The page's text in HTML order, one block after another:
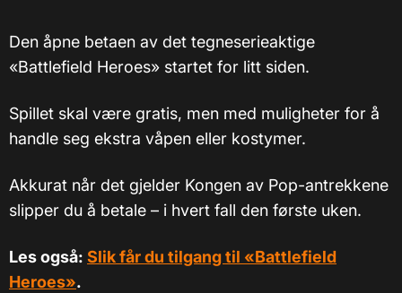
Den åpne betaen av det tegneserieaktige
«Battlefield Heroes» startet for litt siden.
Spillet skal være gratis, men med muligheter for å
handle seg ekstra våpen eller kostymer.
Akkurat når det gjelder Kongen av Pop-antrekkene
slipper du å betale – i hvert fall den første uken.
Les også: Slik får du tilgang til «Battlefield
Heroes».